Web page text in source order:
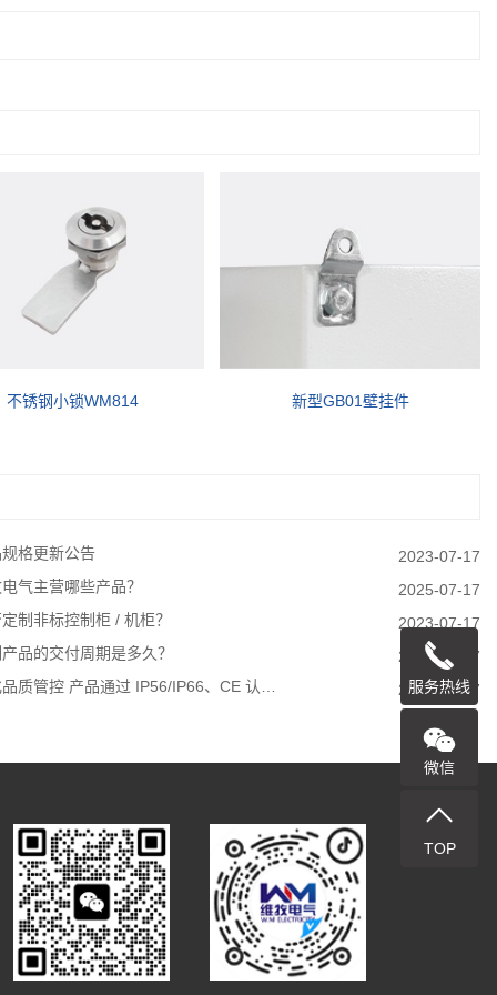
不锈钢小锁WM814 新型GB01壁挂件
格更新公告
2023-07-17
气主营哪些产品？
2025-07-17
制非标控制柜 / 机柜？
2023-07-17
品的交付周期是多久？
2023-07-17
质管控 产品通过 IP56/IP66、CE 认…
2023-07-17
服务热线
微信
TOP